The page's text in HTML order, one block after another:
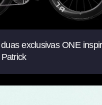
exclusivas ONE